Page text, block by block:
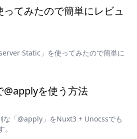
てみたので簡単にレビュ
Static」を使ってみたので簡単に
を使う方法
な「@apply」をNuxt3 + Unocssでも